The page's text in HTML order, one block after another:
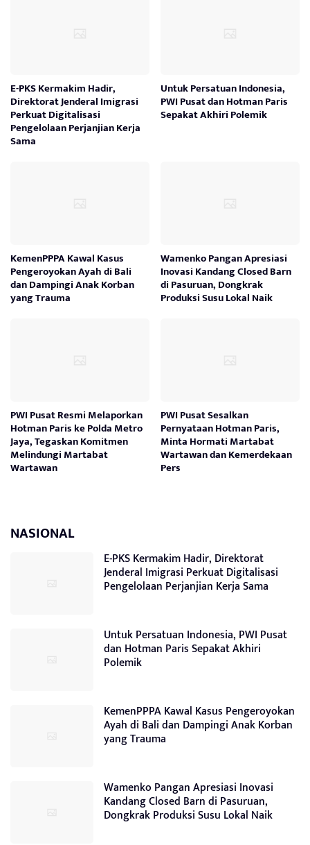
E-PKS Kermakim Hadir,
Direktorat Jenderal Imigrasi
Perkuat Digitalisasi
Pengelolaan Perjanjian Kerja
Sama
Untuk Persatuan Indonesia,
PWI Pusat dan Hotman Paris
Sepakat Akhiri Polemik
KemenPPPA Kawal Kasus
Pengeroyokan Ayah di Bali
dan Dampingi Anak Korban
yang Trauma
Wamenko Pangan Apresiasi
Inovasi Kandang Closed Barn
di Pasuruan, Dongkrak
Produksi Susu Lokal Naik
PWI Pusat Resmi Melaporkan
Hotman Paris ke Polda Metro
Jaya, Tegaskan Komitmen
Melindungi Martabat
Wartawan
PWI Pusat Sesalkan
Pernyataan Hotman Paris,
Minta Hormati Martabat
Wartawan dan Kemerdekaan
Pers
NASIONAL
E-PKS Kermakim Hadir, Direktorat
Jenderal Imigrasi Perkuat Digitalisasi
Pengelolaan Perjanjian Kerja Sama
Untuk Persatuan Indonesia, PWI Pusat
dan Hotman Paris Sepakat Akhiri
Polemik
KemenPPPA Kawal Kasus Pengeroyokan
Ayah di Bali dan Dampingi Anak Korban
yang Trauma
Wamenko Pangan Apresiasi Inovasi
Kandang Closed Barn di Pasuruan,
Dongkrak Produksi Susu Lokal Naik